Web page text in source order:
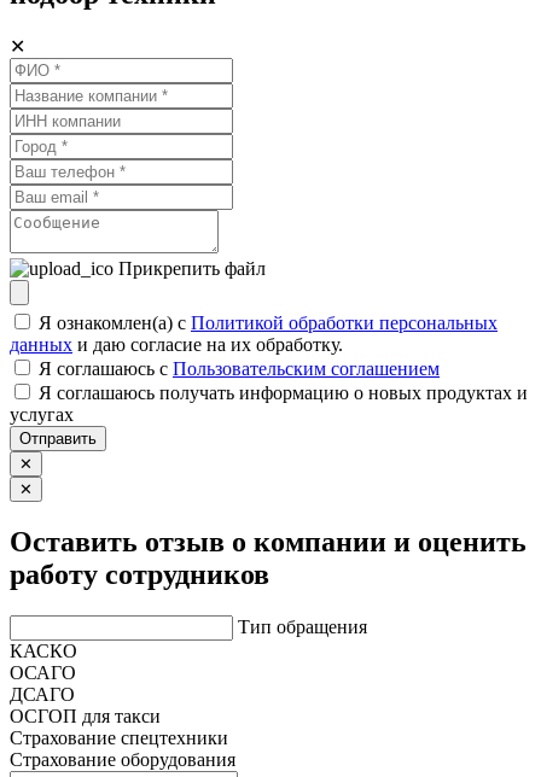
✕
Прикрепить файл
Я ознакомлен(а) с Политикой обработки персональных
данных и даю согласие на их обработку.
Я соглашаюсь c Пользовательским соглашением
Я соглашаюсь получать информацию о новых продуктах и
услугах
Отправить
✕
✕
Оставить отзыв о компании и оценить
работу сотрудников
Тип обращения
КАСКО
ОСАГО
ДСАГО
ОСГОП для такси
Страхование спецтехники
Страхование оборудования